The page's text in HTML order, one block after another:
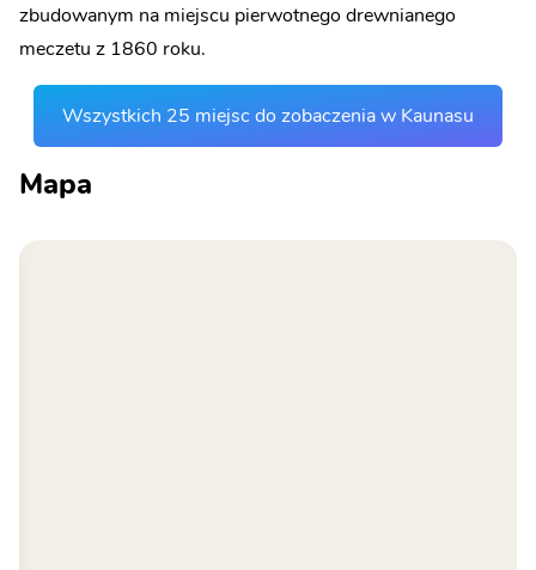
zbudowanym na miejscu pierwotnego drewnianego
meczetu z 1860 roku.
Wszystkich 25 miejsc do zobaczenia w Kaunasu
Mapa